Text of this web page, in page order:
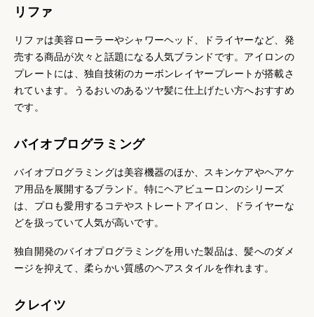
リファ
リファは美容ローラーやシャワーヘッド、ドライヤーなど、発
売する商品が次々と話題になる人気ブランドです。アイロンの
プレートには、独自技術のカーボンレイヤープレートが搭載さ
れています。うるおいのあるツヤ髪に仕上げたい方へおすすめ
です。
バイオプログラミング
バイオプログラミングは美容機器のほか、スキンケアやヘアケ
ア用品を展開するブランド。特にヘアビューロンのシリーズ
は、プロも愛用するコテやストレートアイロン、ドライヤーな
どを扱っていて人気が高いです。
独自開発のバイオプログラミングを用いた製品は、髪へのダメ
ージを抑えて、柔らかい質感のヘアスタイルを作れます。
クレイツ